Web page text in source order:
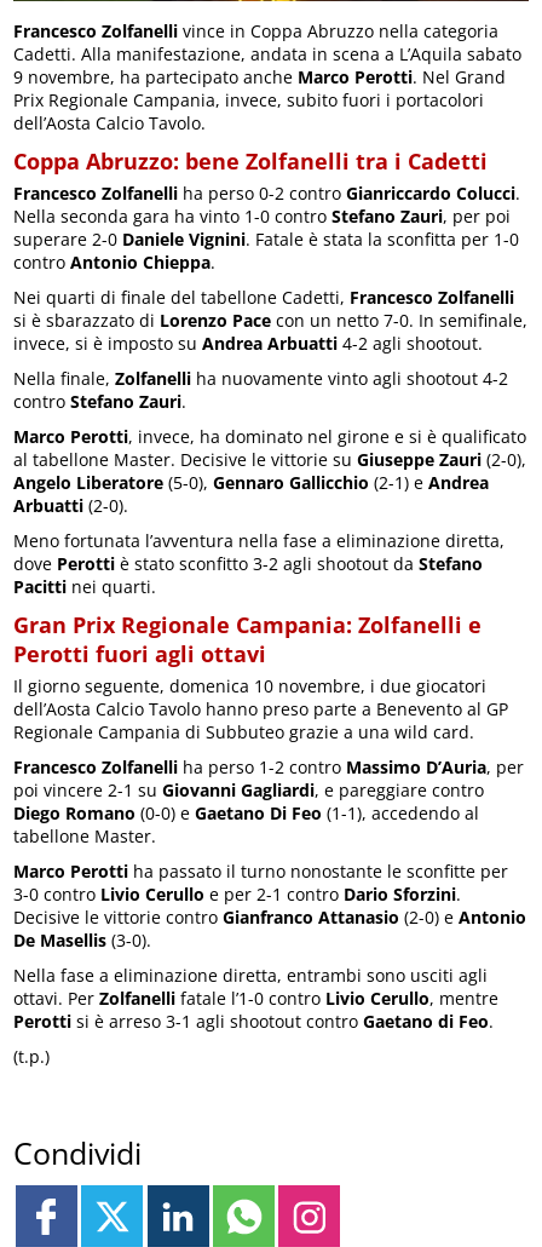
Francesco Zolfanelli vince in Coppa Abruzzo nella categoria
Cadetti. Alla manifestazione, andata in scena a L’Aquila sabato
9 novembre, ha partecipato anche Marco Perotti. Nel Grand
Prix Regionale Campania, invece, subito fuori i portacolori
dell’Aosta Calcio Tavolo.
Coppa Abruzzo: bene Zolfanelli tra i Cadetti
Francesco Zolfanelli ha perso 0-2 controGianriccardo Colucci.
Nella seconda gara ha vinto 1-0 controStefano Zauri, per poi
superare 2-0 Daniele Vignini. Fatale è stata la sconfitta per 1-0
controAntonio Chieppa.
Nei quarti di finale del tabellone Cadetti, Francesco Zolfanelli
si è sbarazzato di Lorenzo Pace con un netto 7-0. In semifinale,
invece, si è imposto suAndrea Arbuatti 4-2 agli shootout.
Nella finale,Zolfanelli ha nuovamente vinto agli shootout 4-2
contro Stefano Zauri.
Marco Perotti, invece, ha dominato nel girone e si è qualificato
al tabellone Master. Decisive le vittorie suGiuseppe Zauri (2-0),
Angelo Liberatore (5-0),Gennaro Gallicchio (2-1) eAndrea
Arbuatti (2-0).
Meno fortunata l’avventura nella fase a eliminazione diretta,
dove Perotti è stato sconfitto 3-2 agli shootout daStefano
Pacitti nei quarti.
Gran Prix Regionale Campania: Zolfanelli e
Perotti fuori agli ottavi
Il giorno seguente, domenica 10 novembre, i due giocatori
dell’Aosta Calcio Tavolo hanno preso parte a Benevento al GP
Regionale Campania di Subbuteo grazie a una wild card.
Francesco Zolfanelli ha perso 1-2 contro Massimo D’Auria, per
poi vincere 2-1 suGiovanni Gagliardi, e pareggiare contro
Diego Romano (0-0) eGaetano Di Feo (1-1), accedendo al
tabellone Master.
Marco Perotti ha passato il turno nonostante le sconfitte per
3-0 contro Livio Cerullo e per 2-1 contro Dario Sforzini.
Decisive le vittorie controGianfranco Attanasio (2-0) eAntonio
De Masellis (3-0).
Nella fase a eliminazione diretta, entrambi sono usciti agli
ottavi. PerZolfanelli fatale l’1-0 contro Livio Cerullo, mentre
Perotti si è arreso 3-1 agli shootout controGaetano di Feo.
(t.p.)
Condividi